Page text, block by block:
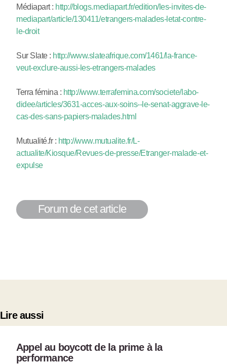
Médiapart : http://blogs.mediapart.fr/edition/les-invites-de-
mediapart/article/130411/etrangers-malades-letat-contre-
le-droit
Sur Slate : http://www.slateafrique.com/1461/la-france-
veut-exclure-aussi-les-etrangers-malades
Terra fémina : http://www.terrafemina.com/societe/labo-
didee/articles/3631-acces-aux-soins--le-senat-aggrave-le-
cas-des-sans-papiers-malades.html
Mutualité.fr : http://www.mutualite.fr/L-
actualite/Kiosque/Revues-de-presse/Etranger-malade-et-
expulse
Forum de cet article
Lire aussi
Appel au boycott de la prime à la
performance